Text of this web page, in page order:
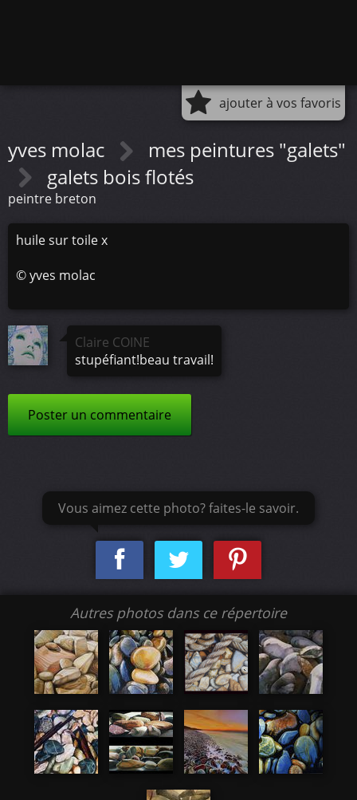
ajouter à vos favoris
yves molac
mes peintures "galets"
galets bois flotés
peintre breton
huile sur toile x
©yves molac
Claire COINE
stupéfiant!beau travail!
Poster un commentaire
Vous aimez cette photo? faites-le savoir.
Autres photos dans ce répertoire